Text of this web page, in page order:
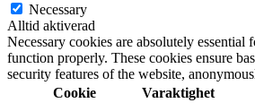
Necessary
Alltid aktiverad
Necessary cookies are absolutely essential
function properly. These cookies ensure
security features of the website,
Cookie
Varaktighet